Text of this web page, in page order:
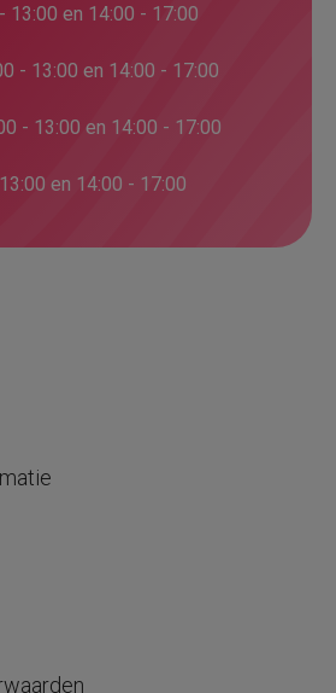
13:00 en 14:00 - 17:00
- 13:00 en 14:00 - 17:00
- 13:00 en 14:00 - 17:00
en 14:00 - 17:00